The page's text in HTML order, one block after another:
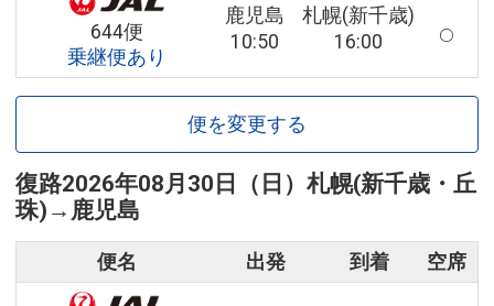
644便
乗継便あり
鹿児島
10:50
札幌(新千歳)
16:00
便を変更する
復路2026年08月30日（日） 札幌(新千歳・丘
珠) → 鹿児島
便名 出発 到着 空席